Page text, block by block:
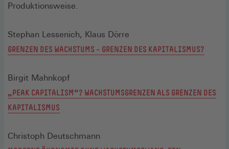
Produktionsweise.
Stephan Lessenich, Klaus Dörre
GRENZEN DES WACHSTUMS – GRENZEN DES KAPITALISMUS?
Birgit Mahnkopf
„PEAK CAPITALISM“? WACHSTUMSGRENZEN ALS GRENZEN DES
KAPITALISMUS
Christoph Deutschmann